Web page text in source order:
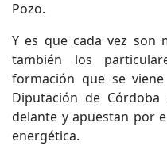
Pozo.
Y es que cada vez son
también los
formación que se
Diputación de
delante y apuestan por
energética.